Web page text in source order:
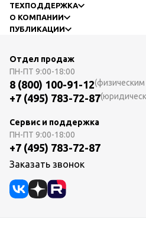
ТЕХПОДДЕРЖКА
О КОМПАНИИ
ПУБЛИКАЦИИ
Отдел продаж
ПН-ПТ 9:00-18:00
8 (800) 100-91-12
+7 (495) 783-72-87
Сервис и поддержка
ПН-ПТ 9:00-18:00
+7 (495) 783-72-87
Заказать звонок